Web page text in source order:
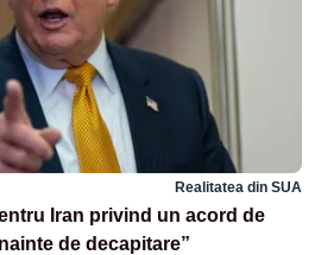
Realitatea din SUA
Iran privind un acord de
de decapitare”